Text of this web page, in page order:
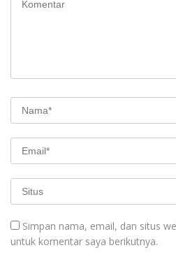
Simpan nama, email, dan situs
untuk komentar saya berikutnya.